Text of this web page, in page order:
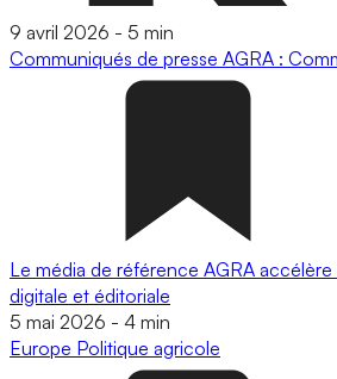
9 avril 2026 - 5 min
Communiqués de presse AGRA :
Le média de référence AGRA
digitale et éditoriale
5 mai 2026 - 4 min
Europe Politique agricole